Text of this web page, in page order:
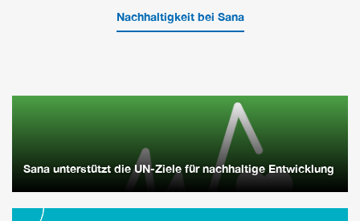
Nachhaltigkeit bei Sana
Sana unterstützt die UN-Ziele für nachhaltige Entwicklung